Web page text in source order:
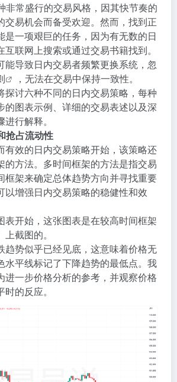
非常盛行的交易风格，因其快节奏的
交易机会而备受欢迎。然而，找到正
是一项艰巨的任务，因为有无数的日
联网上搜索或通过交易书籍找到。
能导致日内交易者频繁更换系统，忽
，无法在交易中保持一致性。
探讨六种不同的日内交易策略，每种
的图表示例、详细的交易表述以及深
行解释。
抢占流动性
有效的日内交易策略开始，该策略还
的方法。多时间框架的方法是指交易
框架来确定总体趋势方向并寻找重要
以增强日内交易策略的稳健性和效
表开始，这张图表是在较高时间框架
上截图的。
趋势似乎已经见底，这意味着价格无
水平线标记了下降趋势的最低点。我
进一步价格分析的参考，并观察价格
的反应。